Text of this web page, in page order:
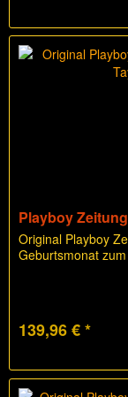
Playboy
Original Playboy
Geburtsmonat
139,96 € *